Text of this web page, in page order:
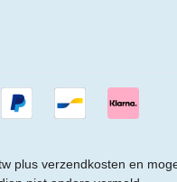
plus verzendkosten en